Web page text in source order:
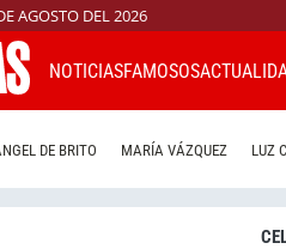
AGOSTO DEL 2026
NOTICIASFAMOSOS
DE BRITO MARÍA VÁZQUEZ LUZ